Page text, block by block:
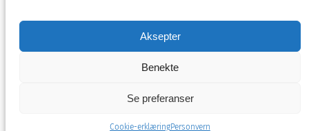
Aksepter
Benekte
Se preferanser
Cookie-erklæringPersonvern